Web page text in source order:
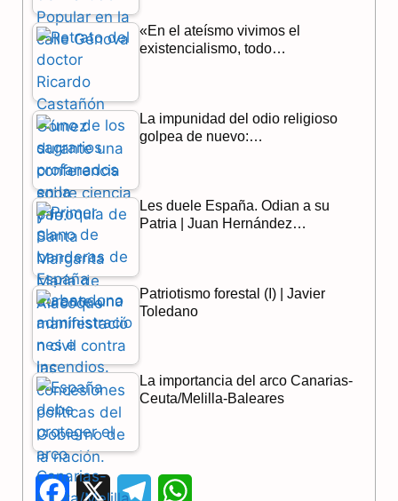
o
o
k
a p
«En el ateísmo vivimos el
existencialismo, todo…
La impunidad del odio religioso
golpea de nuevo:…
Les duele España. Odian a su
Patria | Juan Hernández…
Patriotismo forestal (I) | Javier
Toledano
La importancia del arco Canarias-
Ceuta/Melilla-Baleares
F
X